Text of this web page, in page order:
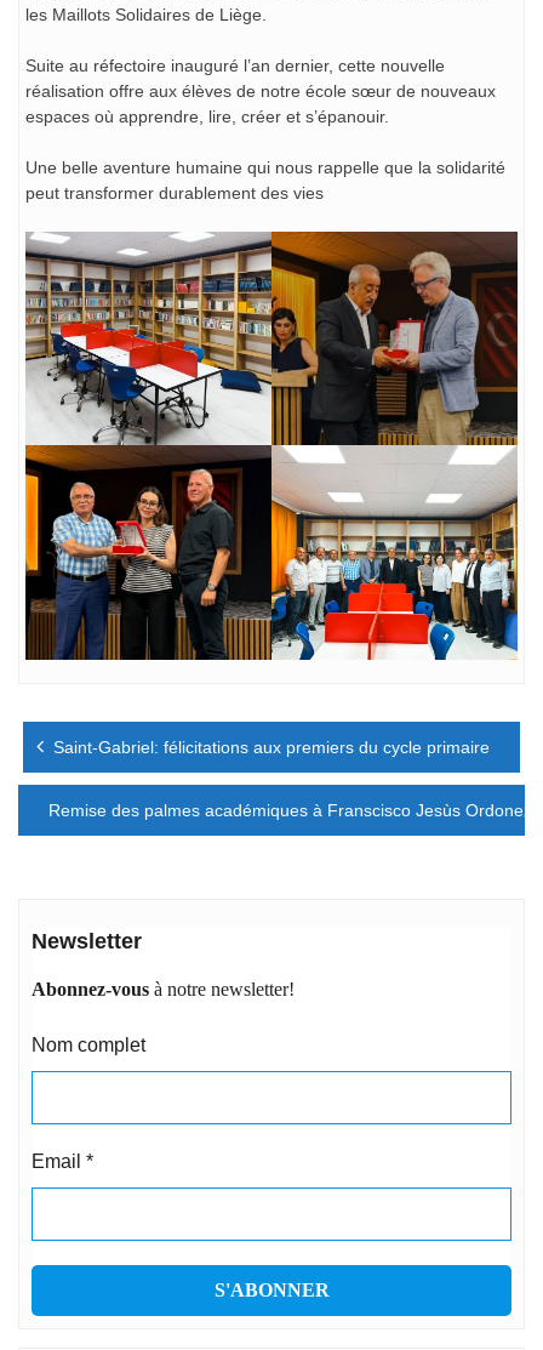
les Maillots Solidaires de Liège.
Suite au réfectoire inauguré l’an dernier, cette nouvelle
réalisation offre aux élèves de notre école sœur de nouveaux
espaces où apprendre, lire, créer et s’épanouir.
Une belle aventure humaine qui nous rappelle que la solidarité
peut transformer durablement des vies
Navigation
l’article
Saint-Gabriel: félicitations aux premiers du cycle primaire
Remise des palmes académiques à Franscisco Jesùs Ordonez
Newsletter
Abonnez-vous à notre newsletter!
Nom complet
Email *